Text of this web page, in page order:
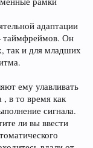
адаптации
таймфреймов. Он
так и для младших
ему улавливать
, в то время как
сигнала.
ли вы ввести